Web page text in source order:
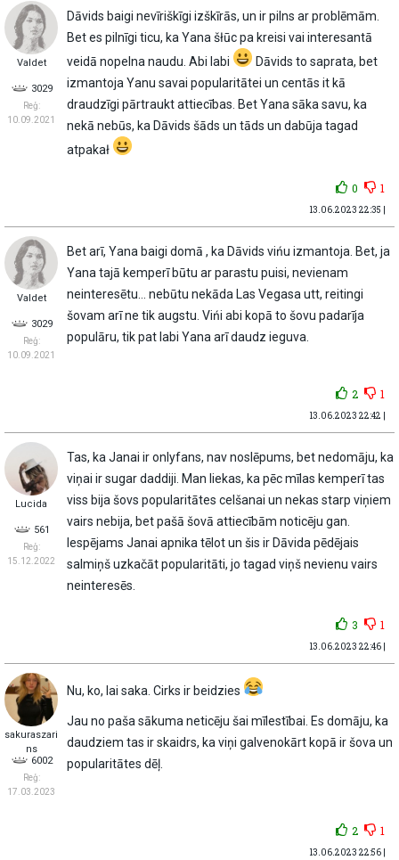
Valdet
3029
Reģ:
10.09.2021
Dāvids baigi nevīriškīgi izškīrās, un ir pilns ar problēmām.
Bet es pilnīgi ticu, ka Yana šłūc pa kreisi vai interesantā
veidā nopelna naudu. Abi labi
Dāvids to saprata, bet
izmantoja Yanu savai popularitātei un centās it kā
draudzīgi pārtraukt attiecības. Bet Yana sāka savu, ka
nekā nebūs, ka Dāvids šāds un tāds un dabūja tagad
atpakał
0 1
13.06.2023 22:35 |
Valdet
3029
Reģ:
10.09.2021
Bet arī, Yana baigi domā , ka Dāvids vińu izmantoja. Bet, ja
Yana tajā kemperī būtu ar parastu puisi, nevienam
neinteresētu… nebūtu nekāda Las Vegasa utt, reitingi
šovam arī ne tik augstu. Vińi abi kopā to šovu padarīja
populāru, tik pat labi Yana arī daudz ieguva.
2 1
13.06.2023 22:42 |
Lucida
561
Reģ:
15.12.2022
Tas, ka Janai ir onlyfans, nav noslēpums, bet nedomāju, ka
viņai ir sugar daddiji. Man liekas, ka pēc mīlas kemperī tas
viss bija šovs popularitātes celšanai un nekas starp viņiem
vairs nebija, bet pašā šovā attiecībām noticēju gan.
Iespējams Janai apnika tēlot un šis ir Dāvida pēdējais
salmiņš uzkačāt popularitāti, jo tagad viņš nevienu vairs
neinteresēs.
3 1
13.06.2023 22:46 |
sakuraszari
ns
6002
Reģ:
17.03.2023
Nu, ko, lai saka. Cirks ir beidzies
Jau no paša sākuma neticēju šai mīlestībai. Es domāju, ka
daudziem tas ir skaidrs, ka viņi galvenokārt kopā ir šova un
popularitātes dēļ.
2 1
13.06.2023 22:56 |